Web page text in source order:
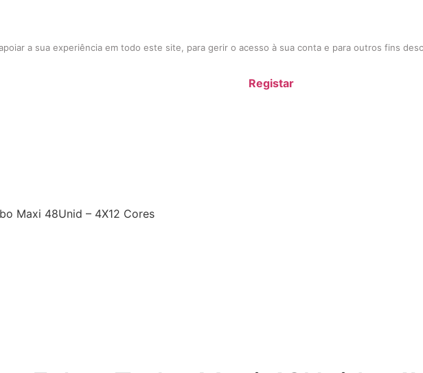
a sua experiência em todo este site, para gerir o acesso à sua conta e para outros fins
Registar
Maxi 48Unid – 4X12 Cores